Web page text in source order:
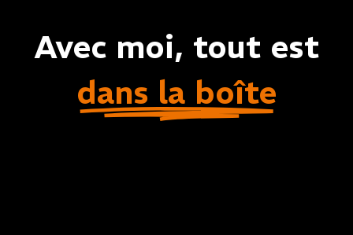
Avec moi, tout est
dans la boîte